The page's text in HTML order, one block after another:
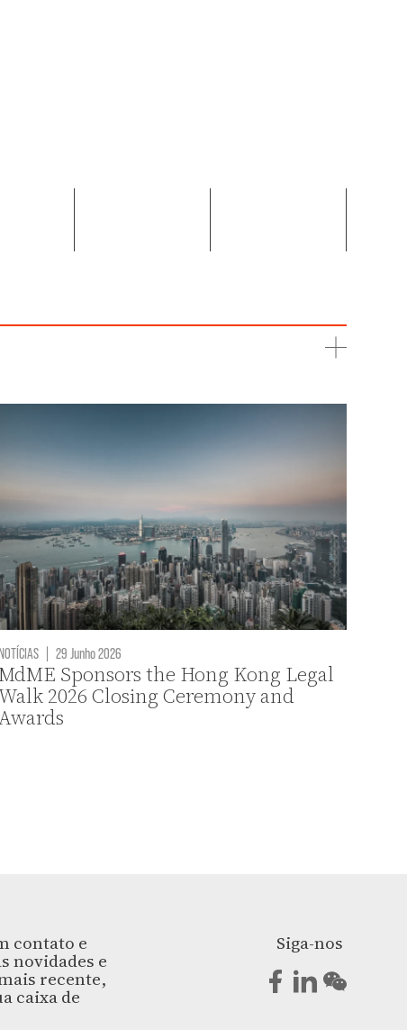
NOTÍCIAS | 29 Junho 2026
Sponsors the Hong Kong Legal
2026 Closing Ceremony and
contato e
novidades e
recente,
caixa de
Siga-nos